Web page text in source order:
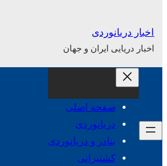
اخبار دریانوردی
اخبار دریایی ایران و جهان
صفحه اصلی
دریانوردی
بنادر و دریانوردی
کشتیرانی